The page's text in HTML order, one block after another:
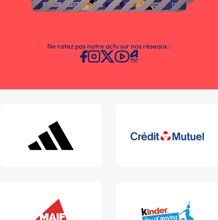
Ne ratez pas notre actu sur nos réseaux :